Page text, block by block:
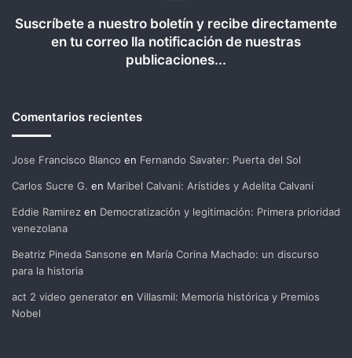
Suscríbete a nuestro boletín y recibe directamente
en tu correo lla notificación de nuestras
publicaciones...
Comentarios recientes
Jose Francisco Blanco en Fernando Savater: Puerta del Sol
Carlos Sucre G. en Maribel Calvani: Arístides y Adelita Calvani
Eddie Ramirez en Democratización y legitimación: Primera prioridad
venezolana
Beatriz Pineda Sansone en María Corina Machado: un discurso
para la historia
act 2 video generator en Villasmil: Memoria histórica y Premios
Nobel